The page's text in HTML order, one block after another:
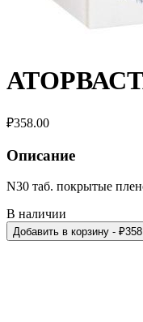
₽358.00
Описание
N30 таб. покрытые
В наличии
Добавить в корзину - ₽